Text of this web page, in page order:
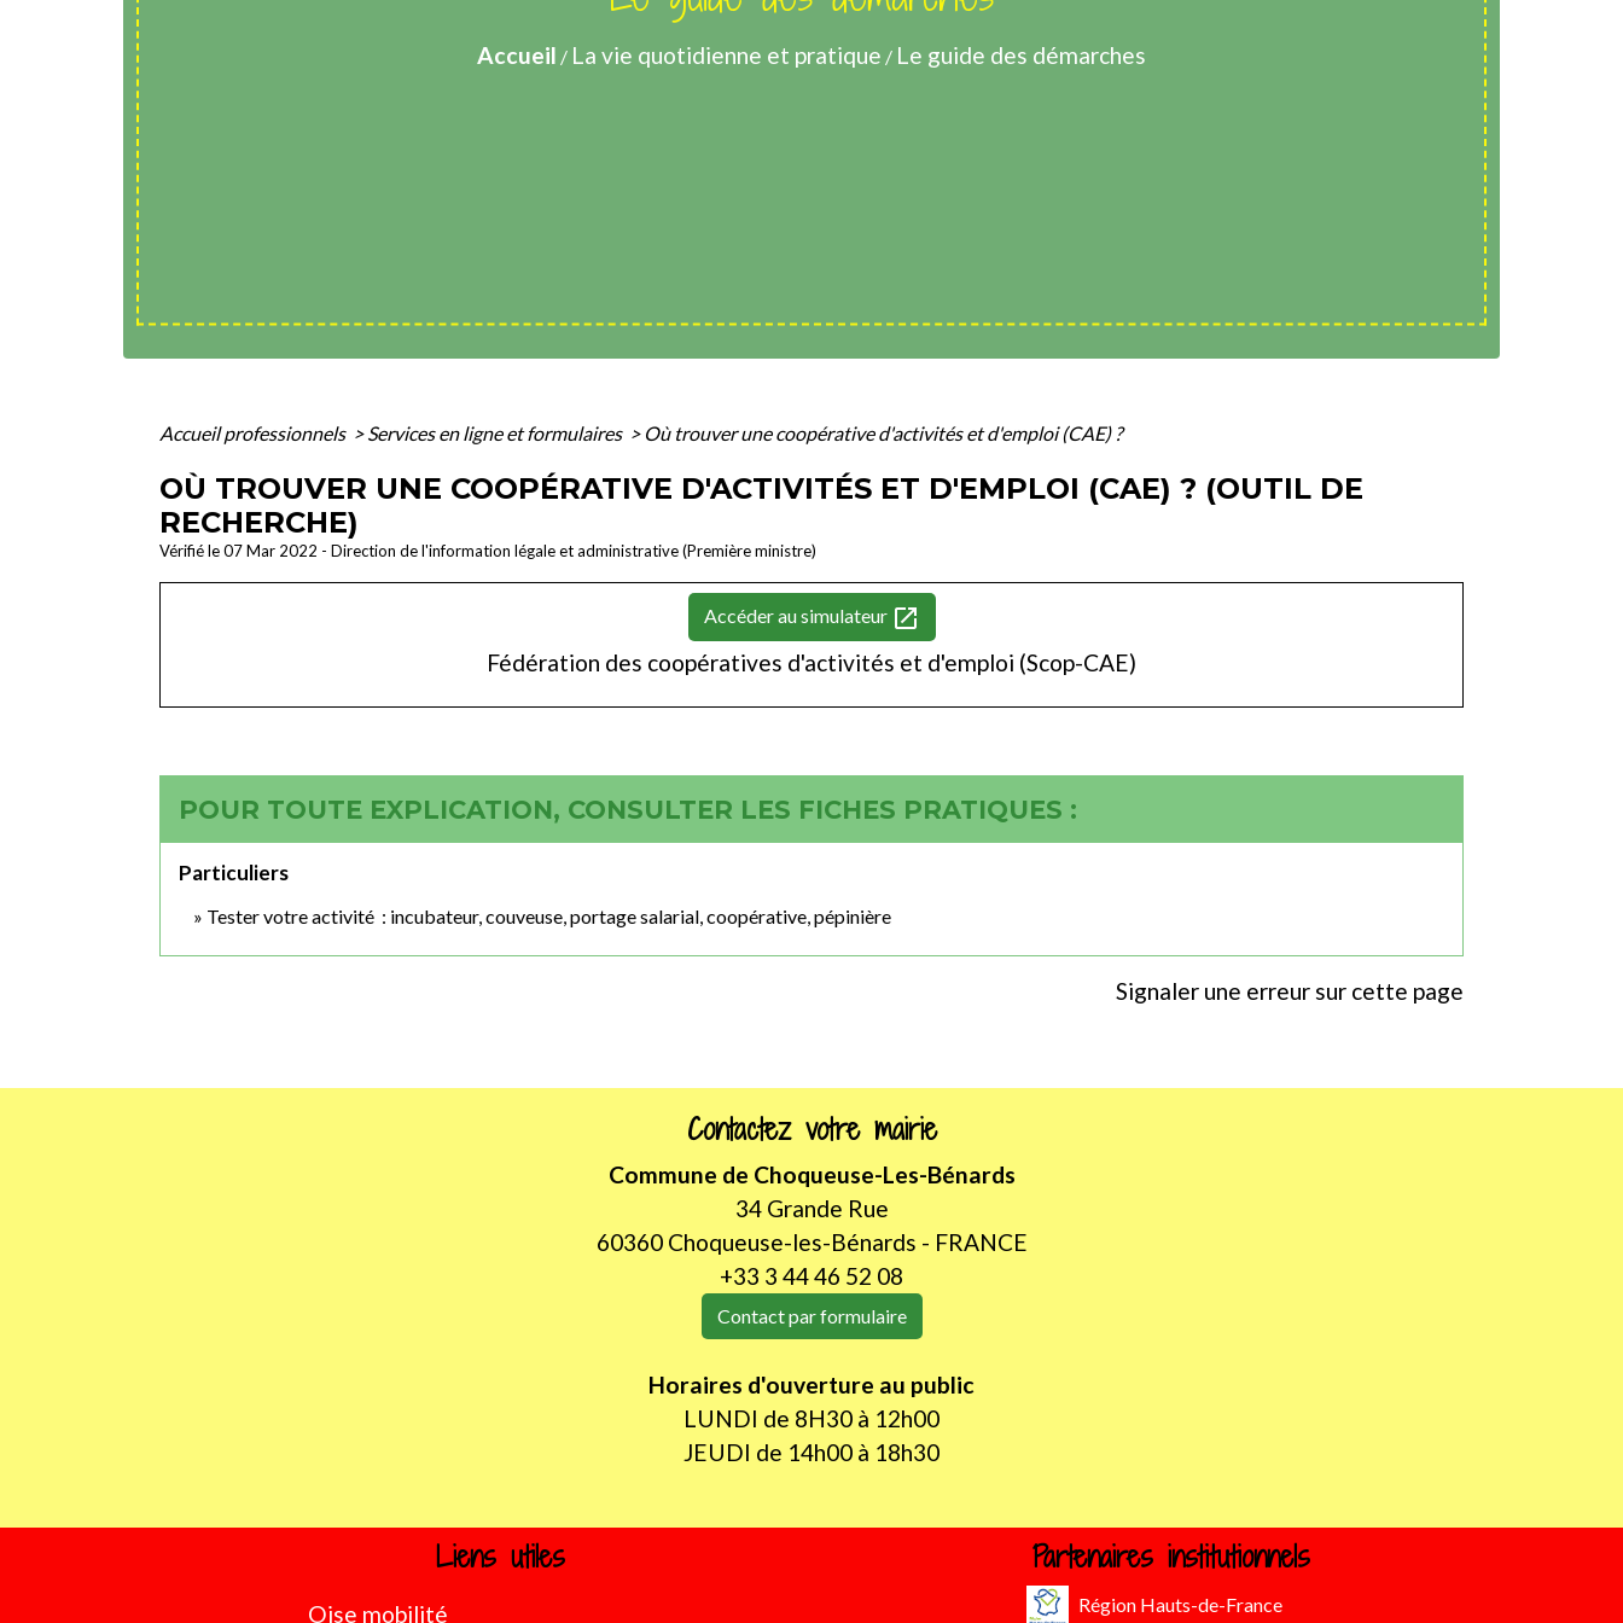
Accueil / La vie quotidienne et pratique / Le guide des démarches
Accueil professionnels > Services en ligne et formulaires > Où trouver une coopérative d'activités et d'emploi (CAE) ?
OÙ TROUVER UNE COOPÉRATIVE D'ACTIVITÉS ET D'EMPLOI (CAE) ? (OUTIL DE
RECHERCHE)
Vérifié le 07 Mar 2022 - Direction de l'information légale et administrative (Première ministre)
Accéder au simulateur open_in_new
Fédération des coopératives d'activités et d'emploi (Scop-CAE)
POUR TOUTE EXPLICATION, CONSULTER LES FICHES PRATIQUES :
Particuliers
Tester votre activité : incubateur, couveuse, portage salarial, coopérative, pépinière
Signaler une erreur sur cette page
Contactez votre mairie
Commune de Choqueuse-Les-Bénards
34 Grande Rue
60360 Choqueuse-les-Bénards - FRANCE
+33 3 44 46 52 08
Contact par formulaire
Horaires d'ouverture au public
LUNDI de 8H30 à 12h00
JEUDI de 14h00 à 18h30
Liens utiles
Oise mobilité
Partenaires institutionnels
Région Hauts-de-France